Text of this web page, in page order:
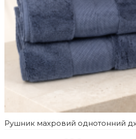
Рушник махровий однотонний